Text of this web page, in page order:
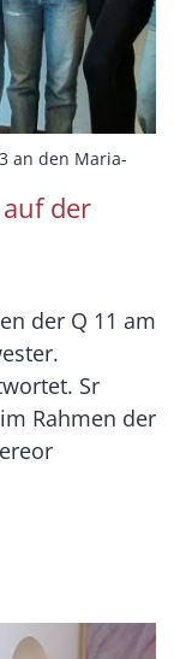
an den Maria-
der
der Q 11 am
Sr
Rahmen der